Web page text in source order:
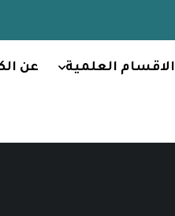
الاقسام العلمية عن